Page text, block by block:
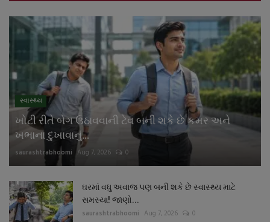
સ્વાસ્થ્ય
ખોટી રીતે બેગ ઉઠાવવાની ટેવ બની શકે છે કમર અને
ખભાના દુખાવાનું...
saurashtrabhoomi Aug 7, 2026 0
ઘરમાં વધુ અવાજ પણ બની શકે છે સ્વાસ્થ્ય માટે
સમસ્યા! જાણો...
saurashtrabhoomi Aug 7, 2026 0